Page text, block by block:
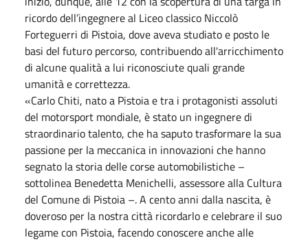
ricordo dell’ingegnere al Liceo classico Niccolò
Forteguerri di Pistoia, dove aveva studiato e posto le
basi del futuro percorso, contribuendo all'arricchimento
di alcune qualità a lui riconosciute quali grande
umanità e correttezza.
«Carlo Chiti, nato a Pistoia e tra i protagonisti assoluti
del motorsport mondiale, è stato un ingegnere di
straordinario talento, che ha saputo trasformare la sua
passione per la meccanica in innovazioni che hanno
segnato la storia delle corse automobilistiche –
sottolinea Benedetta Menichelli, assessore alla Cultura
del Comune di Pistoia –. A cento anni dalla nascita, è
doveroso per la nostra città ricordarlo e celebrare il suo
legame con Pistoia, facendo conoscere anche alle